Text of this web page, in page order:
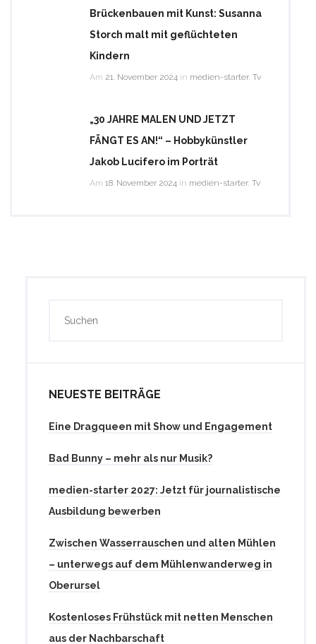
Brückenbauen mit Kunst: Susanna
Storch malt mit geflüchteten
Kindern
Am 21. November 2024 in medien-starter, Tv
„30 JAHRE MALEN UND JETZT
FÄNGT ES AN!“ – Hobbykünstler
Jakob Lucifero im Porträt
Am 18. November 2024 in medien-starter, Tv
NEUESTE BEITRÄGE
Eine Dragqueen mit Show und Engagement
Bad Bunny – mehr als nur Musik?
medien-starter 2027: Jetzt für journalistische
Ausbildung bewerben
Zwischen Wasserrauschen und alten Mühlen
– unterwegs auf dem Mühlenwanderweg in
Oberursel
Kostenloses Frühstück mit netten Menschen
aus der Nachbarschaft